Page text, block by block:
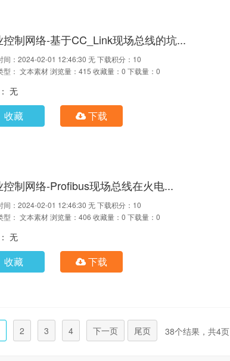
控制网络-基于CC_Link现场总线的坑...
间：2024-02-01 12:46:30 无下载积分：10
型： 文本素材浏览量：415 收藏量：0 下载量：0
无
收藏 下载
控制网络-Profibus现场总线在火电...
间：2024-02-01 12:46:30 无下载积分：10
型： 文本素材浏览量：406 收藏量：0 下载量：0
无
收藏 下载
2 3 4 下一页 尾页 38个结果，共4页